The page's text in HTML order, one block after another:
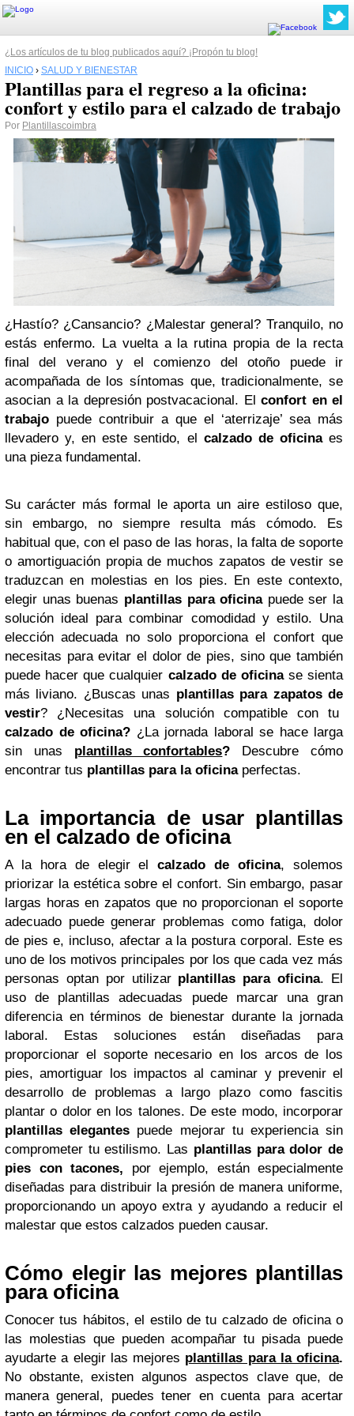
¿Los artículos de tu blog publicados aquí? ¡Propón tu blog!
INICIO › SALUD Y BIENESTAR
Plantillas para el regreso a la oficina:
confort y estilo para el calzado de trabajo
Por Plantillascoimbra
¿Hastío? ¿Cansancio? ¿Malestar general? Tranquilo, no
estás enfermo. La vuelta a la rutina propia de la recta
final del verano y el comienzo del otoño puede ir
acompañada de los síntomas que, tradicionalmente, se
asocian a la depresión postvacacional. El confort en el
trabajo puede contribuir a que el ‘aterrizaje’ sea más
llevadero y, en este sentido, el calzado de oficinaes
una pieza fundamental.
Su carácter más formal le aporta un aire estiloso que,
sin embargo, no siempre resulta más cómodo. Es
habitual que, con el paso de las horas, la falta de soporte
o amortiguación propia de muchos zapatos de vestir se
traduzcan en molestias en los pies. En este contexto,
elegir unas buenas plantillas para oficina puede ser la
solución ideal para combinar comodidad y estilo. Una
elección adecuada no solo proporciona el confort que
necesitas para evitar el dolor de pies, sino que también
puede hacer que cualquier calzado de oficina se sienta
más liviano. ¿Buscas unas plantillas para zapatos de
vestir? ¿Necesitas una solución compatible con tu
calzado de oficina? ¿La jornada laboral se hace larga
sin unas plantillas confortables? Descubre cómo
encontrar tus plantillas para la oficina perfectas.
La importancia de usar plantillas
en el calzado de oficina
A la hora de elegir el calzado de oficina, solemos
priorizar la estética sobre el confort. Sin embargo, pasar
largas horas en zapatos que no proporcionan el soporte
adecuado puede generar problemas como fatiga, dolor
de pies e, incluso, afectar a la postura corporal. Este es
uno de los motivos principales por los que cada vez más
personas optan por utilizar plantillas para oficina. El
uso de plantillas adecuadas puede marcar una gran
diferencia en términos de bienestar durante la jornada
laboral. Estas soluciones están diseñadas para
proporcionar el soporte necesario en los arcos de los
pies, amortiguar los impactos al caminar y prevenir el
desarrollo de problemas a largo plazo como fascitis
plantar o dolor en los talones. De este modo, incorporar
plantillas elegantes puede mejorar tu experiencia sin
comprometer tu estilismo. Las plantillas para dolor de
pies con tacones, por ejemplo, están especialmente
diseñadas para distribuir la presión de manera uniforme,
proporcionando un apoyo extra y ayudando a reducir el
malestar que estos calzados pueden causar.
Cómo elegir las mejores plantillas
para oficina
Conocer tus hábitos, el estilo de tu calzado de oficina o
las molestias que pueden acompañar tu pisada puede
ayudarte a elegir las mejores plantillas para la oficina.
No obstante, existen algunos aspectos clave que, de
manera general, puedes tener en cuenta para acertar